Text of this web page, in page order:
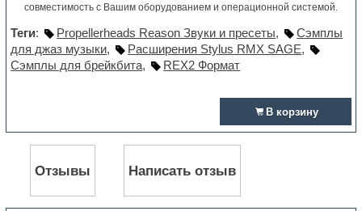
совместимость с Вашим оборудованием и операционной системой.
Теги: Propellerheads Reason Звуки и пресеты,
Сэмплы
для джаз музыки, Расширения Stylus RMX SAGE,
Сэмплы для брейкбита, REX2 Формат
В корзину
Отзывы Написать отзыв